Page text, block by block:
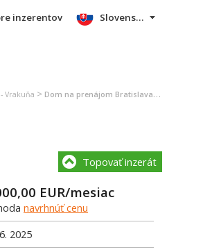
inzerentov Slovensky
Vrakuňa > Dom na prenájom Bratislava - Vrakuňa
Topovať inzerát
EUR/mesiac
navrhnúť cenu
2025